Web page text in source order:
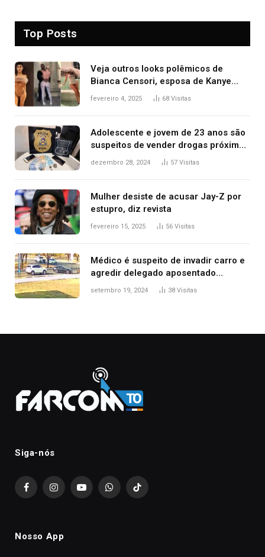
Top Posts
Veja outros looks polêmicos de
Bianca Censori, esposa de Kanye
West que apareceu nua no Grammy
fevereiro 4, 2025 68 Visitas
Adolescente e jovem de 23 anos são
suspeitos de vender drogas próximo
de delegacia e escola, diz polícia
dezembro 28, 2024 57 Visitas
Mulher desiste de acusar Jay-Z por
estupro, diz revista
fevereiro 15, 2025 56 Visitas
Médico é suspeito de invadir carro e
agredir delegado aposentado
durante confusão no trânsito
setembro 19, 2024 38 Visitas
Siga-nós
FacebookInstagramYouTubeWhatsAppTikTok
Nosso App